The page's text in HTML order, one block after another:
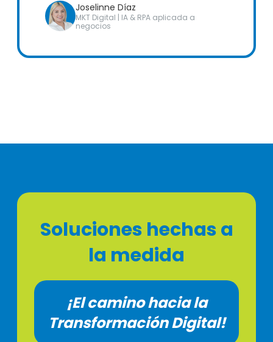
Joselinne Díaz
MKT Digital | IA & RPA aplicada a
negocios
Soluciones hechas a
la medida
¡El camino hacia la
Transformación Digital!